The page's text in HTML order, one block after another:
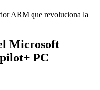
ARM que revoluciona la
Microsoft
PC